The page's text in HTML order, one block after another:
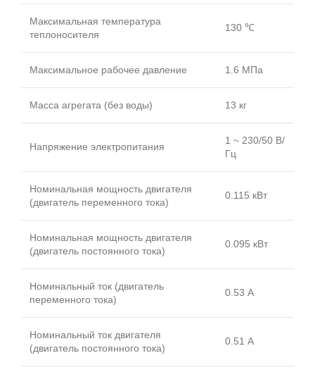
Максимальная температура
теплоносителя
130 ℃
Максимальное рабочее давление 1.6 МПа
Масса агрегата (без воды) 13 кг
Напряжение электропитания
1 ~ 230/50 В/
Гц
Номинальная мощность двигателя
(двигатель переменного тока)
0.115 кВт
Номинальная мощность двигателя
(двигатель постоянного тока)
0.095 кВт
Номинальный ток (двигатель
переменного тока)
0.53 А
Номинальный ток двигателя
(двигатель постоянного тока)
0.51 А